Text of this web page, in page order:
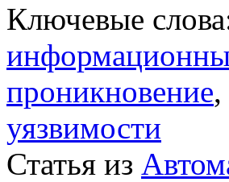
Ключевые
проникновение,
уязвимости
Статья из